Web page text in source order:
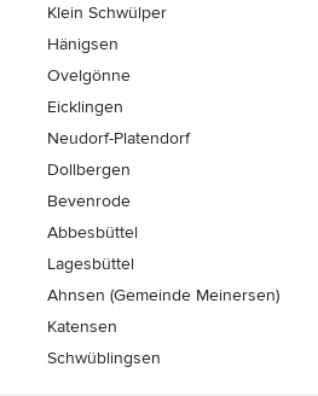
Klein Schwülper
Hänigsen
Ovelgönne
Eicklingen
Neudorf-Platendorf
Dollbergen
Bevenrode
Abbesbüttel
Lagesbüttel
Ahnsen (Gemeinde Meinersen)
Katensen
Schwüblingsen